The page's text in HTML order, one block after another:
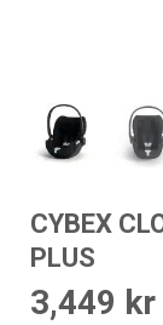
CYBEX
PLUS
3,449 kr